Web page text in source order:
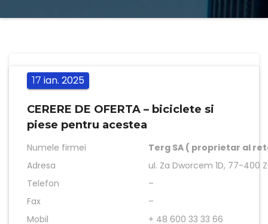
17 ian. 2025
CERERE DE OFERTA – biciclete si
piese pentru acestea
Numele firmei
Terg SA ( proprietar al
Adresa
ul. Za Dworcem 1D, 77-400
Telefon
–
Fax
–
Mobil
+ 48 600 33 33 66